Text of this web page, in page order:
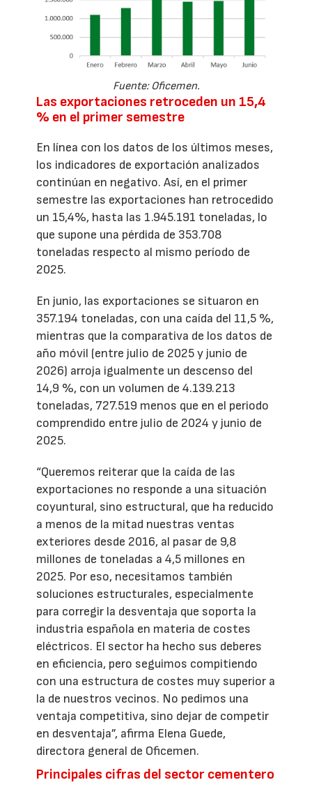
Fuente: Oficemen.
Las exportaciones retroceden un 15,4
% en el primer semestre
En línea con los datos de los últimos meses,
los indicadores de exportación analizados
continúan en negativo. Así, en el primer
semestre las exportaciones han retrocedido
un 15,4%, hasta las 1.945.191 toneladas, lo
que supone una pérdida de 353.708
toneladas respecto al mismo período de
2025.
En junio, las exportaciones se situaron en
357.194 toneladas, con una caída del 11,5 %,
mientras que la comparativa de los datos de
año móvil (entre julio de 2025 y junio de
2026) arroja igualmente un descenso del
14,9 %, con un volumen de 4.139.213
toneladas, 727.519 menos que en el periodo
comprendido entre julio de 2024 y junio de
2025.
“Queremos reiterar que la caída de las
exportaciones no responde a una situación
coyuntural, sino estructural, que ha reducido
a menos de la mitad nuestras ventas
exteriores desde 2016, al pasar de 9,8
millones de toneladas a 4,5 millones en
2025. Por eso, necesitamos también
soluciones estructurales, especialmente
para corregir la desventaja que soporta la
industria española en materia de costes
eléctricos. El sector ha hecho sus deberes
en eficiencia, pero seguimos compitiendo
con una estructura de costes muy superior a
la de nuestros vecinos. No pedimos una
ventaja competitiva, sino dejar de competir
en desventaja”, afirma Elena Guede,
directora general de Oficemen.
Principales cifras del sector cementero